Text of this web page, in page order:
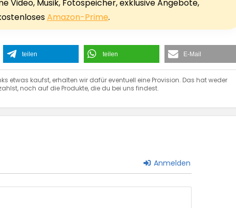
Video, Musik, Fotospeicher, exklusive Angebote,
Amazon-Prime.
teilen teilen E-Mail
etwas kaufst, erhalten wir dafür eventuell eine Provision. Das hat weder
noch auf die Produkte, die du bei uns findest.
Anmelden